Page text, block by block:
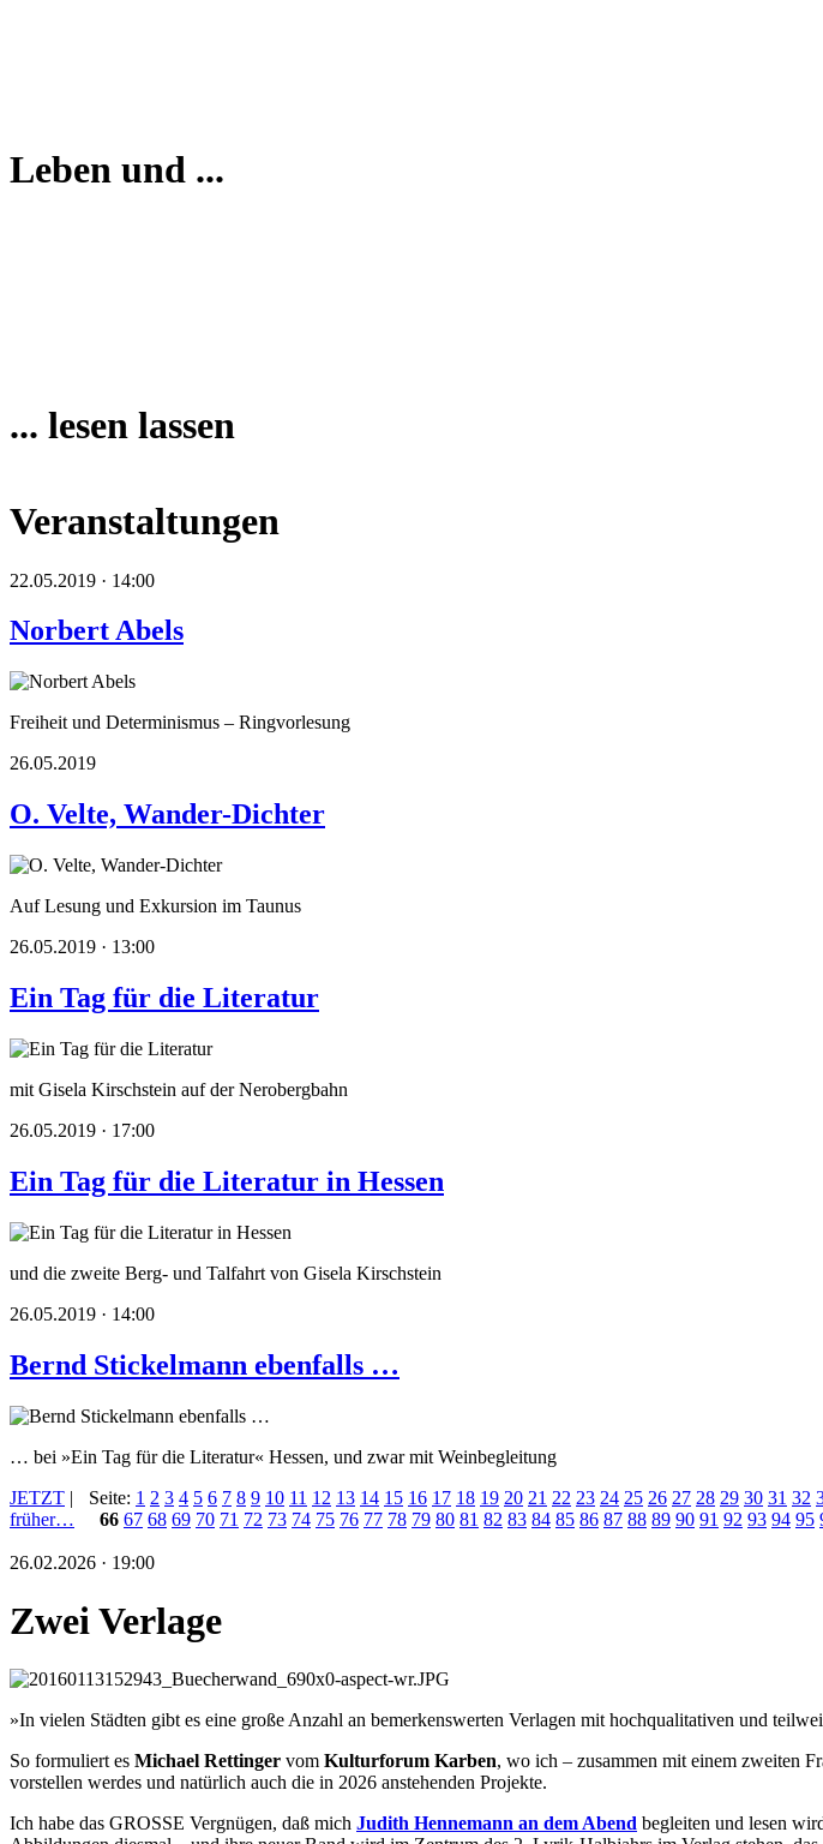
Leben und ...
... lesen lassen
Veranstaltungen
22.05.2019 · 14:00
Norbert Abels
Freiheit und Determinismus – Ringvorlesung
26.05.2019
O. Velte, Wander-Dichter
Auf Lesung und Exkursion im Taunus
26.05.2019 · 13:00
Ein Tag für die Literatur
mit Gisela Kirschstein auf der Nerobergbahn
26.05.2019 · 17:00
Ein Tag für die Literatur in Hessen
und die zweite Berg- und Talfahrt von Gisela Kirschstein
26.05.2019 · 14:00
Bernd Stickelmann ebenfalls …
… bei »Ein Tag für die Literatur« Hessen, und zwar mit Weinbegleitung
JETZT |
früher…
Seite: 1 2 3 4 5 6 7 8 9 10 11 12 13 14 15 16 17 18 19 20 21 22 23 24 25 26 27 28 29 30 31 32
66 67 68 69 70 71 72 73 74 75 76 77 78 79 80 81 82 83 84 85 86 87 88 89 90 91 92 93 94 95
26.02.2026 · 19:00
Zwei Verlage
»In vielen Städten gibt es eine große Anzahl an bemerkenswerten Verlagen mit hochqualitativen und
So formuliert es Michael Rettinger vom Kulturforum Karben, wo ich – zusammen mit einem zweiten
vorstellen werdes und natürlich auch die in 2026 anstehenden Projekte.
Ich habe das GROSSE Vergnügen, daß mich Judith Hennemann an dem Abend begleiten und lesen